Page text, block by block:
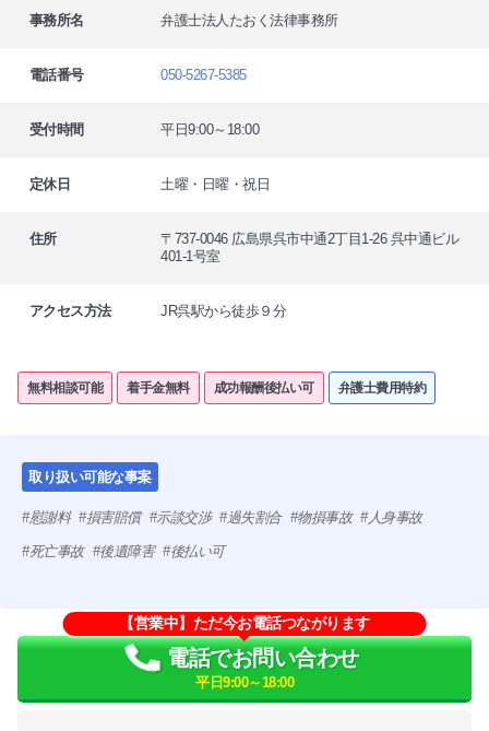
事務所名 弁護士法人たおく法律事務所
電話番号 050-5267-5385
受付時間 平日9:00～18:00
定休日 土曜・日曜・祝日
住所
〒737-0046 広島県呉市中通2丁目1-26 呉中通ビル
401-1号室
アクセス方法 JR呉駅から徒歩９分
無料相談可能 着手金無料 成功報酬後払い可 弁護士費用特約
取り扱い可能な事案
慰謝料 損害賠償 示談交渉 過失割合 物損事故 人身事故
死亡事故 後遺障害 後払い可
【営業中】ただ今お電話つながります
電話でお問い合わせ
平日9:00～18:00